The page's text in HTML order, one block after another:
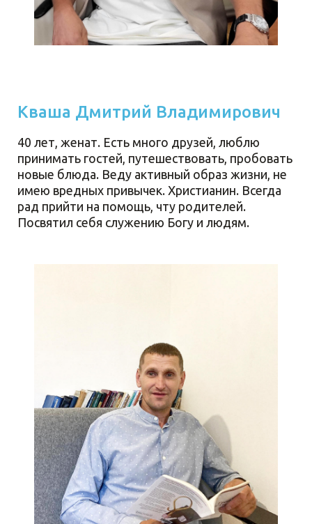
Кваша Дмитрий Владимирович
40 лет, женат. Есть много друзей, люблю
принимать гостей, путешествовать, пробовать
новые блюда. Веду активный образ жизни, не
имею вредных привычек. Христианин. Всегда
рад прийти на помощь, чту родителей.
Посвятил себя служению Богу и людям.